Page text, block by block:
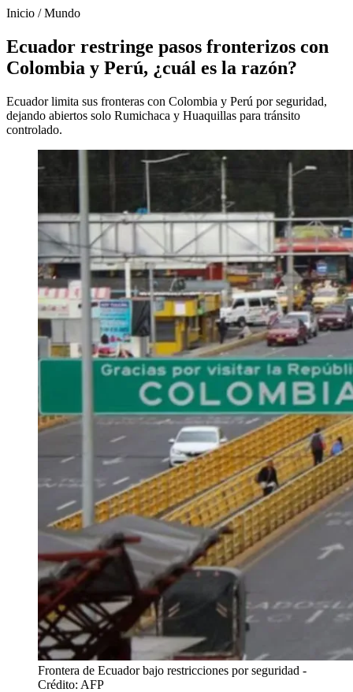
Inicio /Mundo
Ecuador restringe pasos fronterizos con
Colombia y Perú, ¿cuál es la razón?
Ecuador limita sus fronteras con Colombia y Perú por seguridad,
dejando abiertos solo Rumichaca y Huaquillas para tránsito
controlado.
Frontera de Ecuador bajo restricciones por seguridad -
Crédito: AFP